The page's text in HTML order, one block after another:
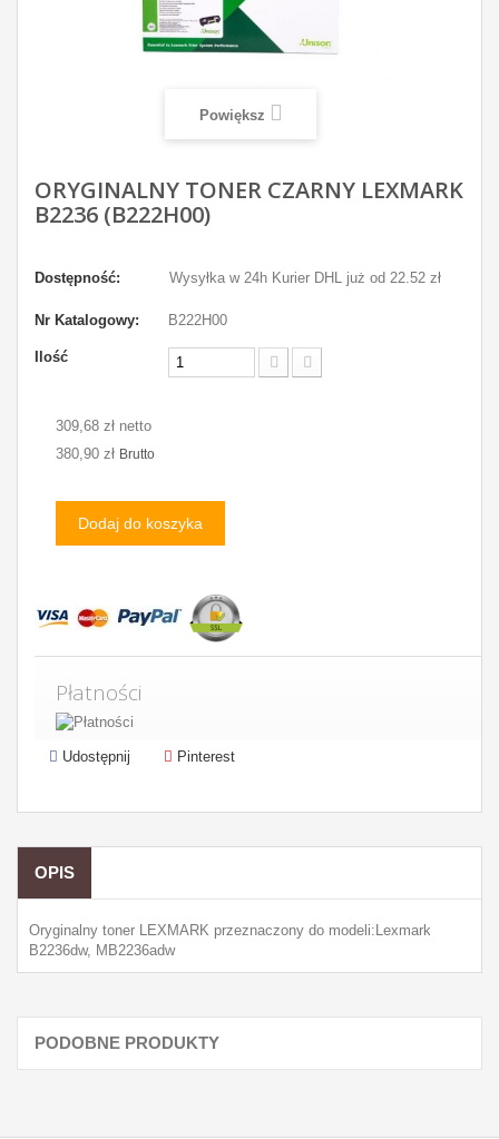
Powiększ
ORYGINALNY TONER CZARNY LEXMARK
B2236 (B222H00)
Dostępność: Wysyłka w 24h Kurier DHL już od 22.52 zł
Nr Katalogowy: B222H00
Ilość
309,68 zł netto
380,90 zł Brutto
Dodaj do koszyka
Płatności
Udostępnij Pinterest
OPIS
Oryginalny toner LEXMARK przeznaczony do modeli:Lexmark
B2236dw, MB2236adw
PODOBNE PRODUKTY